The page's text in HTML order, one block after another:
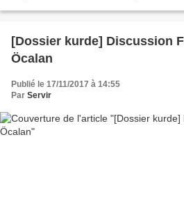
[Dossier kurde] Discussion
Öcalan
Publié le 17/11/2017 à 14:55
Par Servir